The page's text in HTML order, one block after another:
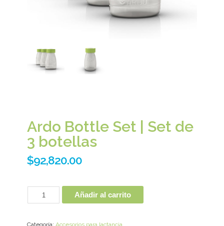
Ardo Bottle Set | Set de
3 botellas
$92,820.00
Añadir al carrito